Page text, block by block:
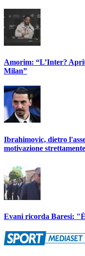
Amorim: “L’Inter?
Milan”
Ibrahimovic, dietro
motivazione
Evani ricorda Baresi: "È